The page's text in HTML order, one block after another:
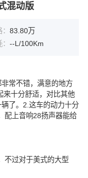
混动版
83.80万
--L/100Km
常不错，满意的地方
来十分舒适，对比其他
了。2.这车的动力十分
配上音响28扬声器能给
不过对于美式的大型